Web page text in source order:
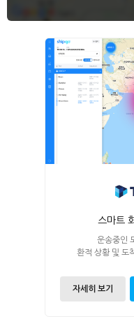
스마트
운송중인
환적 상황 및 도
자세히 보기